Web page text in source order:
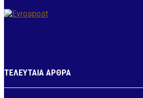
ΤΕΛΕΥΤΑΙΑ ΑΡΘΡΑ